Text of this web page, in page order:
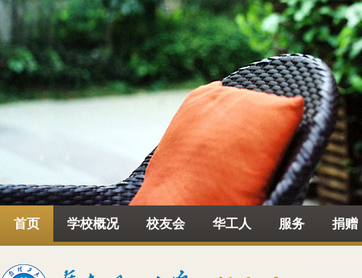
首页 学校概况 校友会 华工人 服务 捐赠